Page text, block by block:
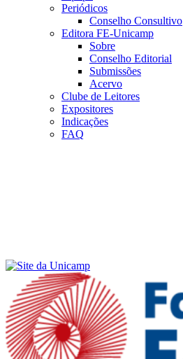
Periódicos
Conselho Consultivo
Editora FE-Unicamp
Sobre
Conselho Editorial
Submissões
Acervo
Clube de Leitores
Expositores
Indicações
FAQ